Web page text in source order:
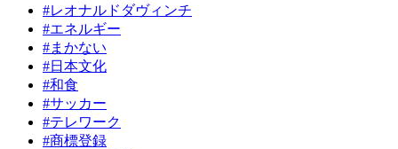
#レオナルドダヴィンチ
#エネルギー
#まかない
#日本文化
#和食
#サッカー
#テレワーク
#商標登録